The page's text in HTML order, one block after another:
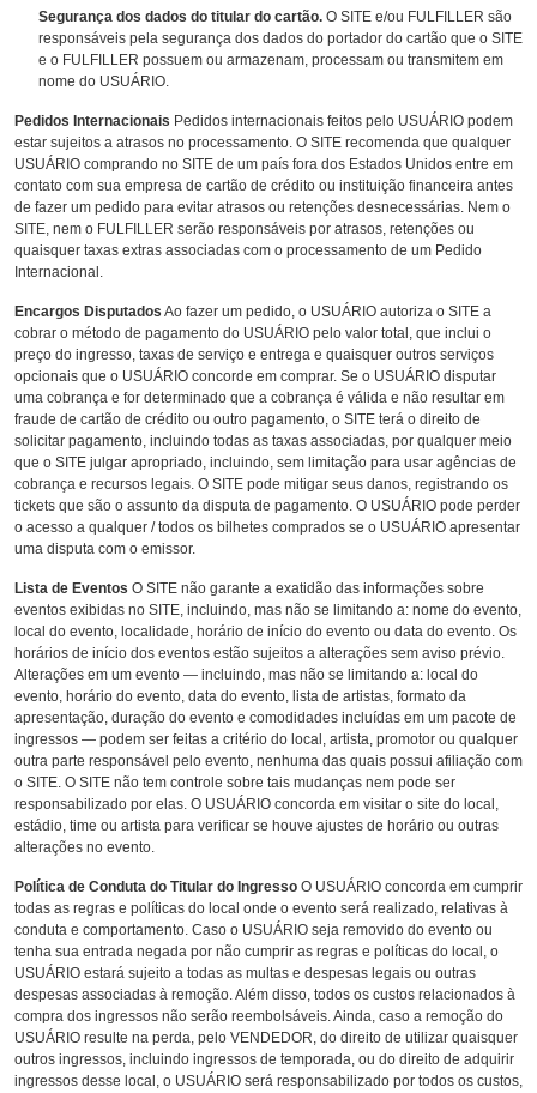
Segurança dos dados do titular do cartão. O SITE e/ou FULFILLER são
responsáveis pela segurança dos dados do portador do cartão que o SITE
e o FULFILLER possuem ou armazenam, processam ou transmitem em
nome do USUÁRIO.
Pedidos Internacionais Pedidos internacionais feitos pelo USUÁRIO podem
estar sujeitos a atrasos no processamento. O SITE recomenda que qualquer
USUÁRIO comprando no SITE de um país fora dos Estados Unidos entre em
contato com sua empresa de cartão de crédito ou instituição financeira antes
de fazer um pedido para evitar atrasos ou retenções desnecessárias. Nem o
SITE, nem o FULFILLER serão responsáveis por atrasos, retenções ou
quaisquer taxas extras associadas com o processamento de um Pedido
Internacional.
Encargos Disputados Ao fazer um pedido, o USUÁRIO autoriza o SITE a
cobrar o método de pagamento do USUÁRIO pelo valor total, que inclui o
preço do ingresso, taxas de serviço e entrega e quaisquer outros serviços
opcionais que o USUÁRIO concorde em comprar. Se o USUÁRIO disputar
uma cobrança e for determinado que a cobrança é válida e não resultar em
fraude de cartão de crédito ou outro pagamento, o SITE terá o direito de
solicitar pagamento, incluindo todas as taxas associadas, por qualquer meio
que o SITE julgar apropriado, incluindo, sem limitação para usar agências de
cobrança e recursos legais. O SITE pode mitigar seus danos, registrando os
tickets que são o assunto da disputa de pagamento. O USUÁRIO pode perder
o acesso a qualquer / todos os bilhetes comprados se o USUÁRIO apresentar
uma disputa com o emissor.
Lista de Eventos O SITE não garante a exatidão das informações sobre
eventos exibidas no SITE, incluindo, mas não se limitando a: nome do evento,
local do evento, localidade, horário de início do evento ou data do evento. Os
horários de início dos eventos estão sujeitos a alterações sem aviso prévio.
Alterações em um evento — incluindo, mas não se limitando a: local do
evento, horário do evento, data do evento, lista de artistas, formato da
apresentação, duração do evento e comodidades incluídas em um pacote de
ingressos — podem ser feitas a critério do local, artista, promotor ou qualquer
outra parte responsável pelo evento, nenhuma das quais possui afiliação com
o SITE. O SITE não tem controle sobre tais mudanças nem pode ser
responsabilizado por elas. O USUÁRIO concorda em visitar o site do local,
estádio, time ou artista para verificar se houve ajustes de horário ou outras
alterações no evento.
Política de Conduta do Titular do Ingresso O USUÁRIO concorda em cumprir
todas as regras e políticas do local onde o evento será realizado, relativas à
conduta e comportamento. Caso o USUÁRIO seja removido do evento ou
tenha sua entrada negada por não cumprir as regras e políticas do local, o
USUÁRIO estará sujeito a todas as multas e despesas legais ou outras
despesas associadas à remoção. Além disso, todos os custos relacionados à
compra dos ingressos não serão reembolsáveis. Ainda, caso a remoção do
USUÁRIO resulte na perda, pelo VENDEDOR, do direito de utilizar quaisquer
outros ingressos, incluindo ingressos de temporada, ou do direito de adquirir
ingressos desse local, o USUÁRIO será responsabilizado por todos os custos,